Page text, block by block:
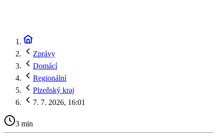
Zprávy
Domácí
Regionální
Plzeňský kraj
7. 7. 2026, 16:01
3 min